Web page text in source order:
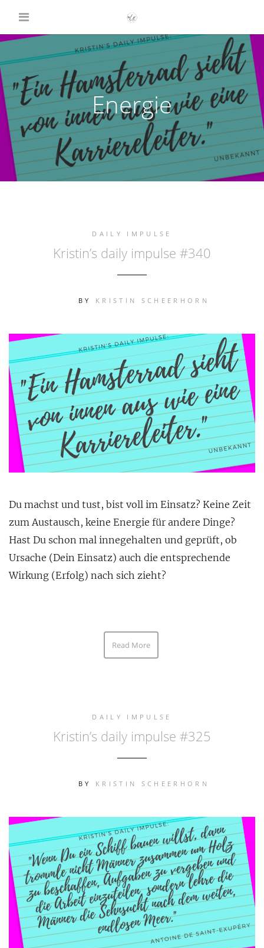
Energie
DAILY IMPULSE
Kristin’s daily impulse #340
BY KRISTIN SCHEERHORN
Du machst und tust, bist voll im Einsatz? Keine Zeit
zum Austausch, keine Energie für andere Dinge?
Hast Du schon mal innegehalten und geprüft, ob
Ursache (Dein Einsatz) auch die entsprechende
Wirkung (Erfolg) nach sich zieht?
Read More
DAILY IMPULSE
Kristin’s daily impulse #325
BY KRISTIN SCHEERHORN